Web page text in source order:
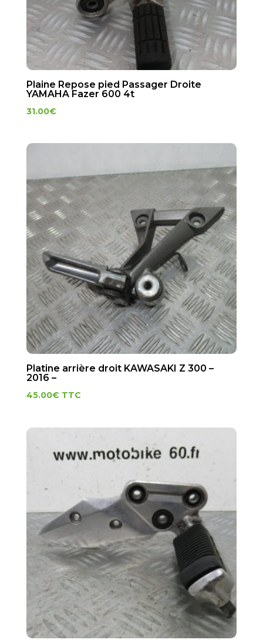
Plaine Repose pied Passager Droite
YAMAHA Fazer 600 4t
31.00€
Platine arrière droit KAWASAKI Z 300 –
2016 –
45.00€ TTC